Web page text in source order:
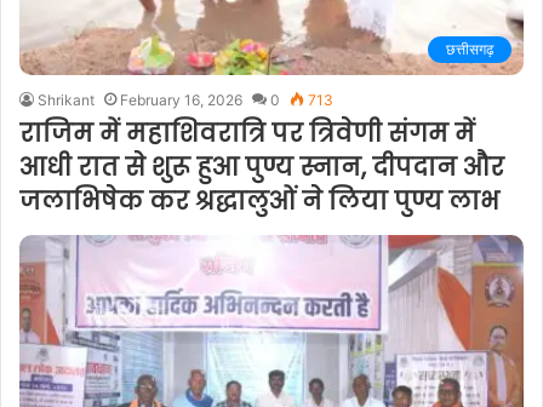
छत्तीसगढ़
Shrikant February 16, 2026 0 713
राजिम में महाशिवरात्रि पर त्रिवेणी संगम में
आधी रात से शुरू हुआ पुण्य स्नान, दीपदान और
जलाभिषेक कर श्रद्धालुओं ने लिया पुण्य लाभ